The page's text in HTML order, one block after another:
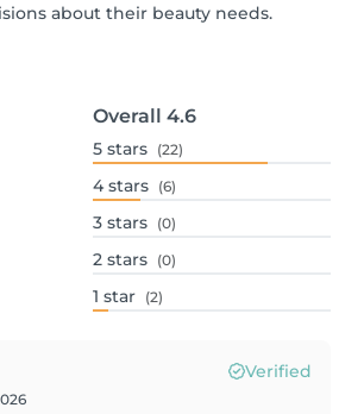
about their beauty needs.
Overall 4.6
5 stars (22)
4 stars (6)
3 stars (0)
2 stars (0)
1 star (2)
Verified